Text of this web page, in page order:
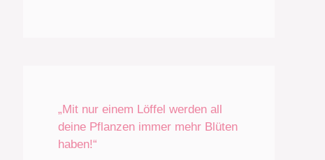
„Mit nur einem Löffel werden all
deine Pflanzen immer mehr Blüten
haben!“